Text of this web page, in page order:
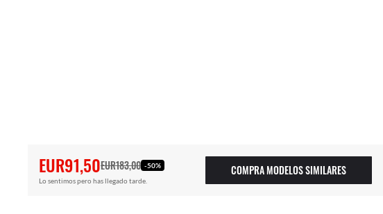
EUR91,50EUR183,00 -50%
Lo sentimos pero has llegado tarde.
COMPRA MODELOS SIMILARES